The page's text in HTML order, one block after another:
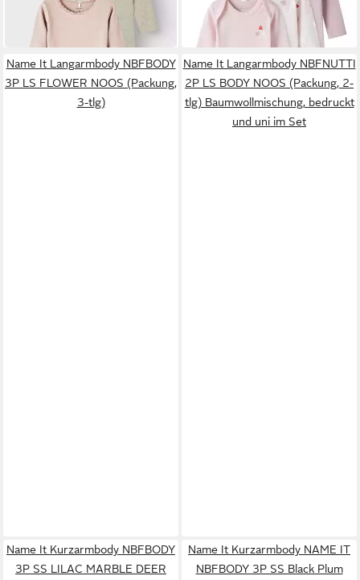
(9,00 €/ 1 Stk)
-28%
(5,66 €/ 1 Stk)
-26%
Name It Langarmbody NBFBODY
3P LS FLOWER NOOS (Packung,
3-tlg)
Name It Langarmbody NBFNUTTI
2P LS BODY NOOS (Packung, 2-
tlg) Baumwollmischung, bedruckt
und uni im Set
Name It Kurzarmbody NBFBODY
3P SS LILAC MARBLE DEER
Name It Kurzarmbody NAME IT
NBFBODY 3P SS Black Plum